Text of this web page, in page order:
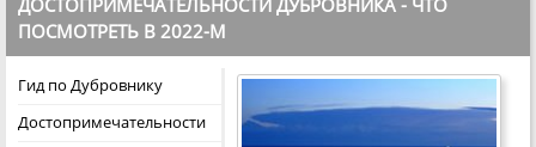
ДОСТОПРИМЕЧАТЕЛЬНОСТИ ДУБРОВНИКА - ЧТО
ПОСМОТРЕТЬ В 2022-М
Гид по Дубровнику
Достопримечательности